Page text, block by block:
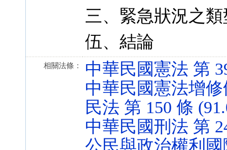
三、緊急狀況之
伍、結論
相關法條：
中華民國憲法 第
中華民國憲法增修
民法 第 150 條
中華民國刑法 第
公民與政治權利國